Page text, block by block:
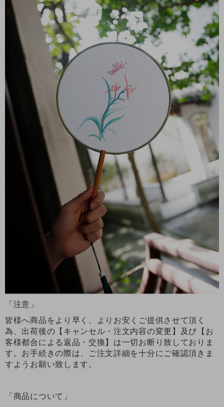
「注意」
皆様へ商品をより早く、よりお安くご提供させて頂く
為、出荷後の【キャンセル・注文内容の変更】及び【お
客様都合による返品・交換】は一切お断り致しておりま
す。お手続きの際は、ご注文詳細を十分にご確認頂きま
すようお願い致します。
「商品について」